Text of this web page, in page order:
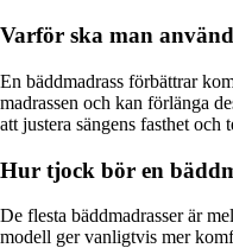
Varför ska man
En bäddmadrass förbättrar
madrassen och kan förlänga
att justera sängens fasthet och
Hur tjock bör en
De flesta bäddmadrasser är
modell ger vanligtvis mer